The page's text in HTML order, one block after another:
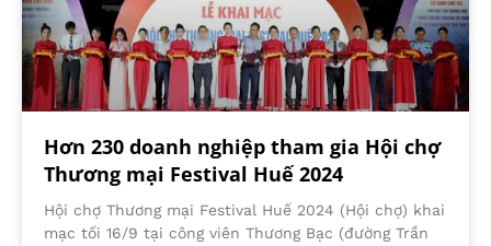
Hơn 230 doanh nghiệp tham gia Hội chợ
Thương mại Festival Huế 2024
Hội chợ Thương mại Festival Huế 2024 (Hội chợ) khai
mạc tối 16/9 tại công viên Thương Bạc (đường Trần